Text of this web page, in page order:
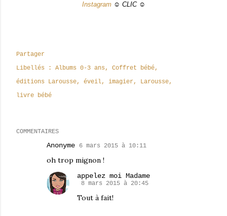
Instagram☺ CLIC ☺
Partager
Libellés :
Albums 0-3 ans
Coffret bébé
éditions Larousse
éveil imagier
Larousse
livre bébé
COMMENTAIRES
Anonyme 6 mars 2015 à 10:11
oh trop mignon !
appelez moi Madame
8 mars 2015 à 20:45
Tout à fait!